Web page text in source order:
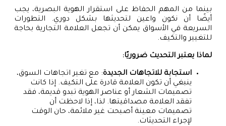
بينما من المهم الحفاظ على استقرار الهوية البصرية، يجب
أيضًا أن نكون واعين لتحديثها بشكل دوري. التطورات
السريعة في الأسواق يمكن أن تجعل العلامة التجارية بحاجة
للتغيير والتكيف.
لماذا يعتبر التحديث ضروريًا:
استجابة للاتجاهات الجديدة: مع تغير اتجاهات السوق،
ينبغي أن تكون العلامة قادرة على التكيف. إذا كانت
تصميمات الشعار أو عناصر الهوية تبدو قديمة، فقد
تفقد العلامة مصداقيتها. لذا، إذا لاحظت أن
تصميمات معينة أصبحت غير ملائمة، حان الوقت
لإجراء التحديثات.